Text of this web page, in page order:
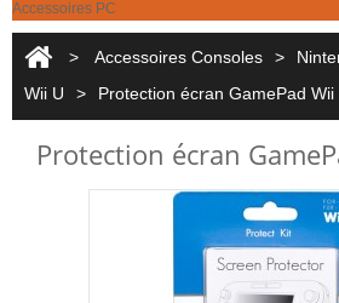
Accessoires PC
> Accessoires Consoles >
Wii U
> Protection écran GamePad Wii
Protection écran